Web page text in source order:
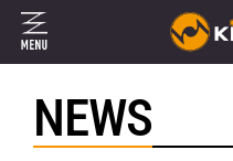
NEWS